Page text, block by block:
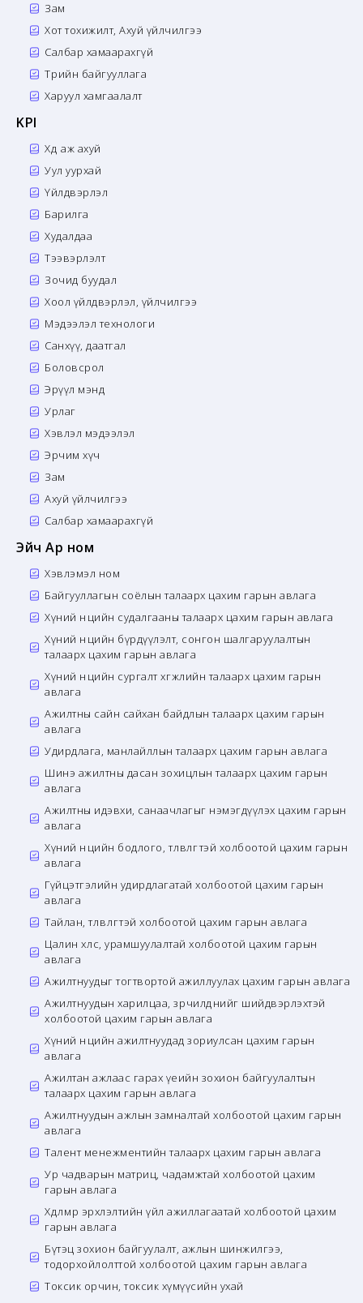
Зам
Хот тохижилт, Ахуй үйлчилгээ
Салбар хамаарахгүй
Төрийн байгууллага
Харуул хамгаалалт
KPI
Хөдөө аж ахуй
Уул уурхай
Үйлдвэрлэл
Барилга
Худалдаа
Тээвэрлэлт
Зочид буудал
Хоол үйлдвэрлэл, үйлчилгээ
Мэдээлэл технологи
Санхүү, даатгал
Боловсрол
Эрүүл мэнд
Урлаг
Хэвлэл мэдээлэл
Эрчим хүч
Зам
Ахуй үйлчилгээ
Салбар хамаарахгүй
Эйч Ар ном
Хэвлэмэл ном
Байгууллагын соёлын талаарх цахим гарын авлага
Хүний нөөцийн судалгааны талаарх цахим гарын авлага
Хүний нөөцийн бүрдүүлэлт, сонгон шалгаруулалтын
талаарх цахим гарын авлага
Хүний нөөцийн сургалт хөгжлийн талаарх цахим гарын
авлага
Ажилтны сайн сайхан байдлын талаарх цахим гарын
авлага
Удирдлага, манлайллын талаарх цахим гарын авлага
Шинэ ажилтны дасан зохицлын талаарх цахим гарын
авлага
Ажилтны идэвхи, санаачлагыг нэмэгдүүлэх цахим гарын
авлага
Хүний нөөцийн бодлого, төлөвлөгөөтэй холбоотой цахим гарын
авлага
Гүйцэтгэлийн удирдлагатай холбоотой цахим гарын
авлага
Тайлан, төлөвлөгөөтэй холбоотой цахим гарын авлага
Цалин хөлс, урамшуулалтай холбоотой цахим гарын
авлага
Ажилтнуудыг тогтвортой ажиллуулах цахим гарын авлага
Ажилтнуудын харилцаа, зөрчилдөөнийг шийдвэрлэхтэй
холбоотой цахим гарын авлага
Хүний нөөцийн ажилтнуудад зориулсан цахим гарын
авлага
Ажилтан ажлаас гарах үеийн зохион байгуулалтын
талаарх цахим гарын авлага
Ажилтнуудын ажлын замналтай холбоотой цахим гарын
авлага
Талент менежментийн талаарх цахим гарын авлага
Ур чадварын матриц, чадамжтай холбоотой цахим
гарын авлага
Хөдөлмөр эрхлэлтийн үйл ажиллагаатай холбоотой цахим
гарын авлага
Бүтэц зохион байгуулалт, ажлын шинжилгээ,
тодорхойлолттой холбоотой цахим гарын авлага
Токсик орчин, токсик хүмүүсийн ухай